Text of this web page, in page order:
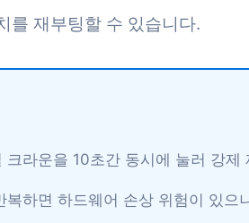
를 재부팅할 수 있습니다.
크라운을 10초간 동시에 눌러 강제
복하면 하드웨어 손상 위험이 있으